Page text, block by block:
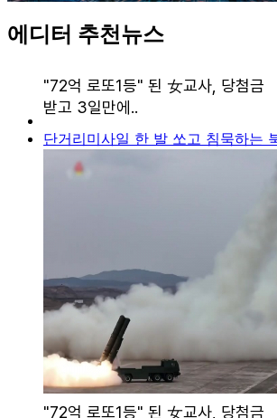
에디터 추천뉴스
단거리미사일 한 발 쏘고 침묵하는